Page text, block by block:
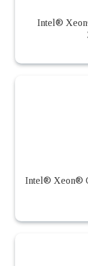
Intel®
Intel® Xeon®